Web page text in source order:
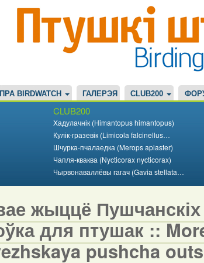
ПРА BIRDWATCH ГАЛЕРЭЯ CLUB200
CLUB200
Хадулачнік (Himantopus himantopus)
Кулік-гразевік (Limicola falcinellus…
Шчурка-пчалаедка (Merops apiaster)
Чапля-кваква (Nycticorax nycticorax)
Чырвонаваллёвы гагач (Gavia stellata…
жыццё
для птушак ::
pushcha